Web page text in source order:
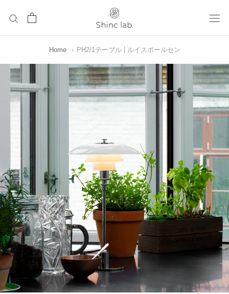
て
る
Home › PH2/1テーブル | ルイスポールセン